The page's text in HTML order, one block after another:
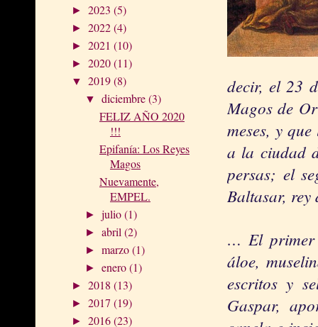
► 2023 (5)
► 2022(4)
► 2021 (10)
► 2020(11)
▼ 2019(8)
▼diciembre(3)
FELIZ AÑO 2020
!!!
Epifanía: Los Reyes
Magos
Nuevamente,
EMPEL.
►julio(1)
►abril(2)
►marzo(1)
►enero(1)
► 2018 (13)
► 2017 (19)
► 2016(23)
decir, el 23
Magos de
meses, y
a la ciudad
persas; el
Baltasar,
… El primer
áloe,
escritos y
Gaspar,